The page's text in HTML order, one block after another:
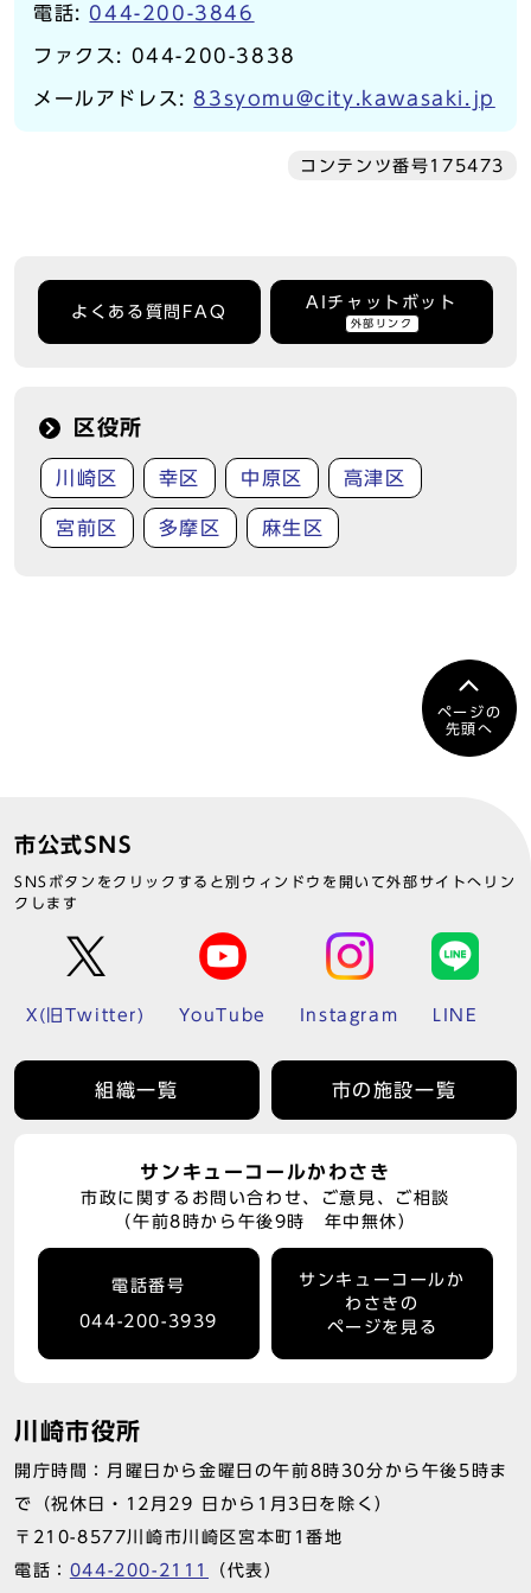
電話: 044-200-3846
ファクス: 044-200-3838
メールアドレス:83syomu@city.kawasaki.jp
コンテンツ番号175473
よくある質問FAQ
AIチャットボット
外部リンク
区役所
川崎区 幸区 中原区 高津区
宮前区 多摩区 麻生区
ページの
先頭へ
市公式SNS
SNSボタンをクリックすると別ウィンドウを開いて外部サイトへリン
クします
X(旧Twitter) YouTube Instagram LINE
組織一覧 市の施設一覧
サンキューコールかわさき
市政に関するお問い合わせ、ご意見、ご相談
（午前8時から午後9時 年中無休）
電話番号
044-200-3939
サンキューコールか
わさきの
ページを見る
川崎市役所
開庁時間：月曜日から金曜日の午前8時30分から午後5時ま
で（祝休日・12月29 日から1月3日を除く）
〒210-8577川崎市川崎区宮本町1番地
電話： 044-200-2111 （代表）